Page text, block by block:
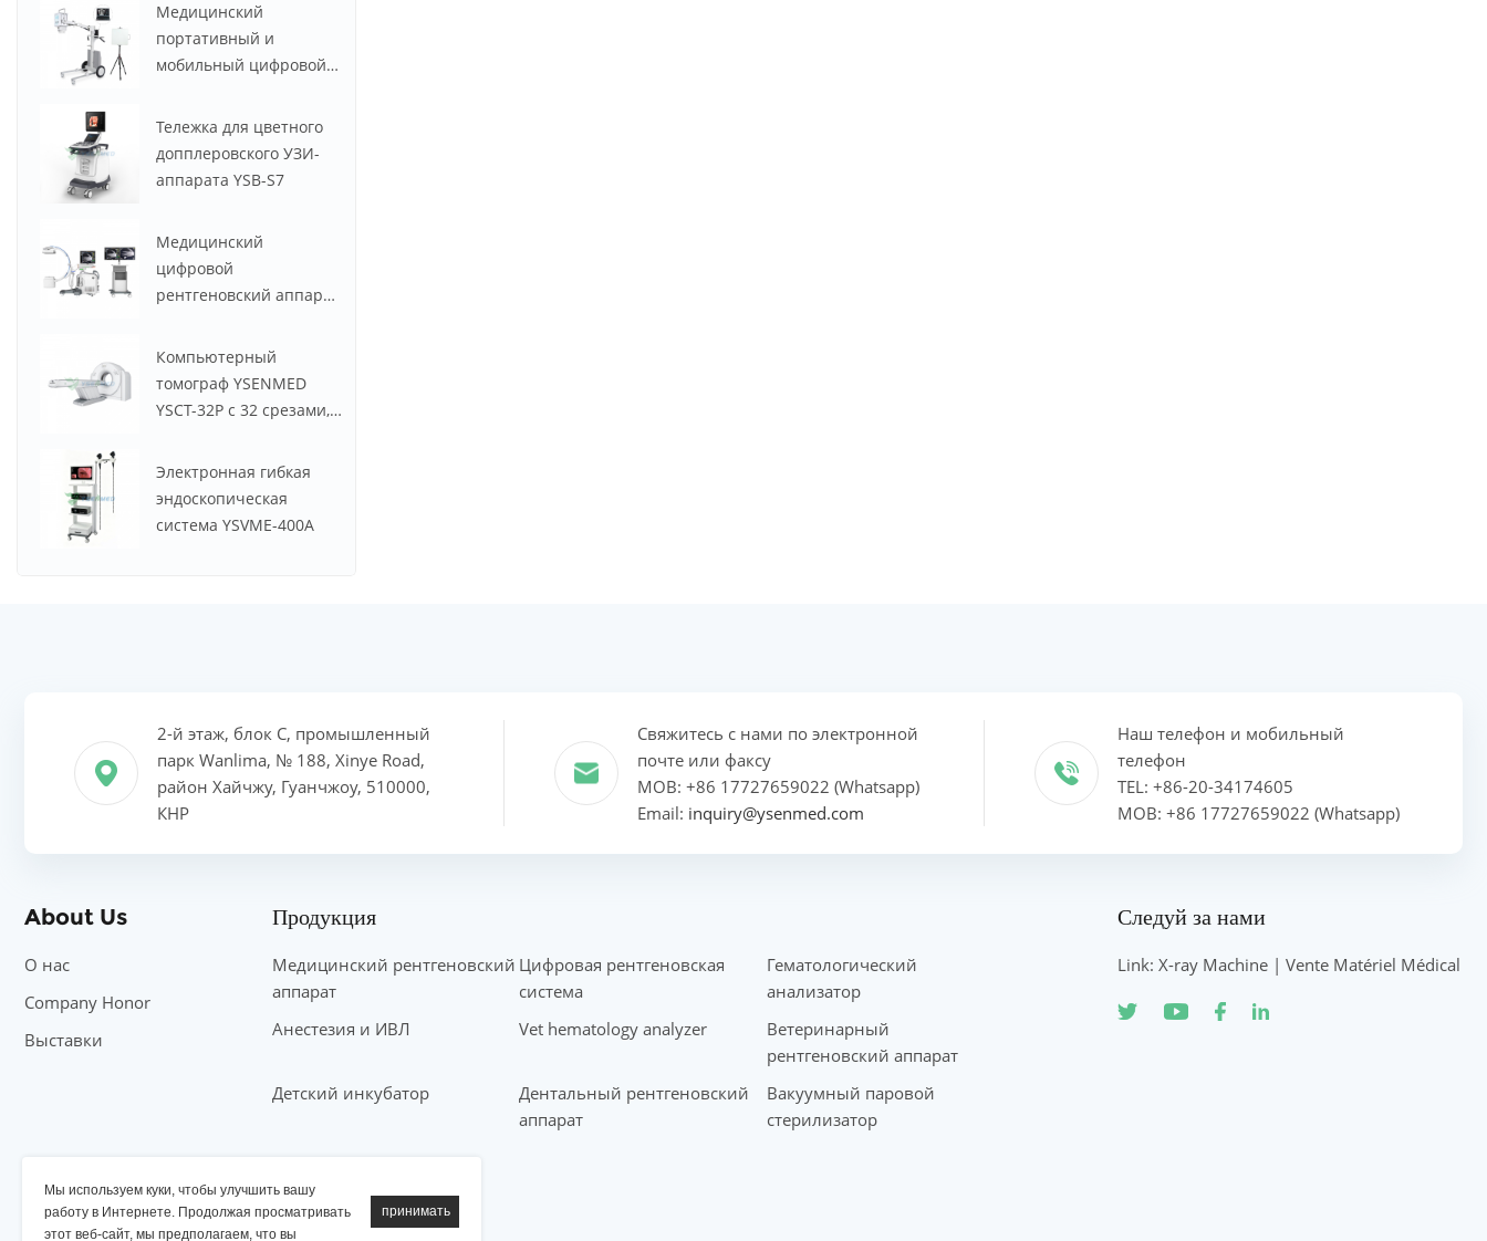
Мы используем куки, чтобы улучшить вашу
работу в Интернете. Продолжая просматривать
этот веб-сайт, мы предполагаем, что вы
Медицинский
портативный и
мобильный цифровой
YSX056-PE (YSF056DR-A)
мощностью 5,6 кВт, 100
Тележка для цветного
допплеровского УЗИ-
аппарата YSB-S7
Медицинский
цифровой
рентгеновский аппарат
Компьютерный
томограф YSENMED
YSCT-32P с 32 срезами,
Электронная гибкая
эндоскопическая
система YSVME-400A
2-й этаж, блок C, промышленный
парк Wanlima, № 188, Xinye Road,
район Хайчжу, Гуанчжоу, 510000,
КНР
Свяжитесь с нами по электронной
почте или факсу
MOB: +86 17727659022 (Whatsapp)
Email: inquiry@ysenmed.com
Наш телефон и мобильный
телефон
TEL: +86-20-34174605
MOB: +86 17727659022 (Whatsapp)
About Us
О нас
Company Honor
Выставки
Продукция
Медицинский рентгеновский
аппарат
Цифровая рентгеновская
система
Гематологический
анализатор
Анестезия и ИВЛ
Vet hematology analyzer
Ветеринарный
рентгеновский аппарат
Детский инкубатор
Дентальный рентгеновский
аппарат
Вакуумный паровой
стерилизатор
Следуй за нами
Link: X-ray Machine | Vente Matériel Médical
Рентгеновский аппарат YSENMED